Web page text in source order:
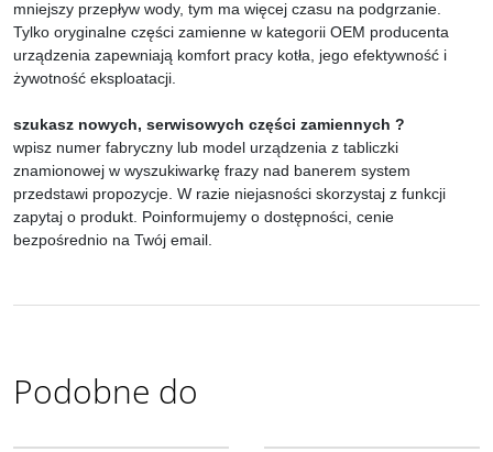
mniejszy przepływ wody, tym ma więcej czasu na podgrzanie.
Tylko oryginalne części zamienne w kategorii OEM producenta
urządzenia zapewniają komfort pracy kotła, jego efektywność i
żywotność eksploatacji.
szukasz nowych, serwisowych części zamiennych ?
wpisz numer fabryczny lub model urządzenia z tabliczki
znamionowej w wyszukiwarkę frazy nad banerem system
przedstawi propozycje. W razie niejasności skorzystaj z funkcji
zapytaj o produkt. Poinformujemy o dostępności, cenie
bezpośrednio na Twój email.
Podobne do